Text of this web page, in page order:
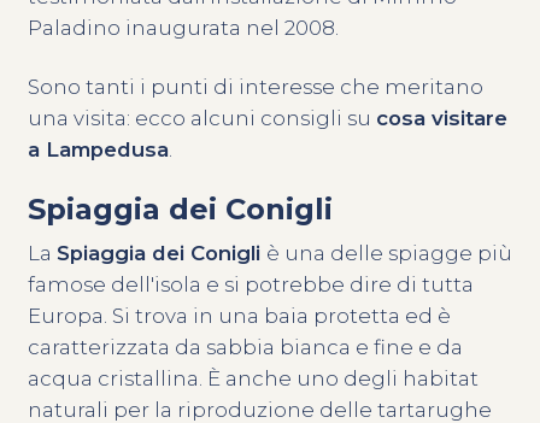
Paladino inaugurata nel 2008.
Sono tanti i punti di interesse che meritano
una visita: ecco alcuni consigli su cosa visitare
a Lampedusa.
Spiaggia dei Conigli
La Spiaggia dei Conigli è una delle spiagge più
famose dell'isola e si potrebbe dire di tutta
Europa. Si trova in una baia protetta ed è
caratterizzata da sabbia bianca e fine e da
acqua cristallina. È anche uno degli habitat
naturali per la riproduzione delle tartarughe